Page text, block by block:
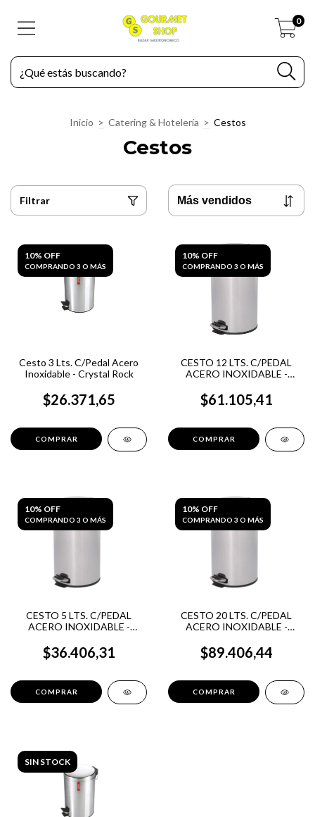
0
Inicio > Catering & Hotelería > Cestos
Cestos
Filtrar
10% OFF
COMPRANDO 3 O MÁS
Cesto 3 Lts. C/Pedal Acero
Inoxidable - Crystal Rock
$26.371,65
10% OFF
COMPRANDO 3 O MÁS
CESTO 12 LTS. C/PEDAL
ACERO INOXIDABLE -
$61.105,41
10% OFF
COMPRANDO 3 O MÁS
CESTO 5 LTS. C/PEDAL
ACERO INOXIDABLE -
$36.406,31
10% OFF
COMPRANDO 3 O MÁS
CESTO 20 LTS. C/PEDAL
ACERO INOXIDABLE -
$89.406,44
SIN STOCK